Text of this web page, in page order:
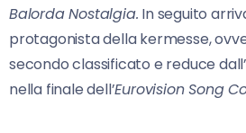
Balorda Nostalgia. In seguito
protagonista della kermesse,
secondo classificato e reduce
nella finale dell’Eurovision Song